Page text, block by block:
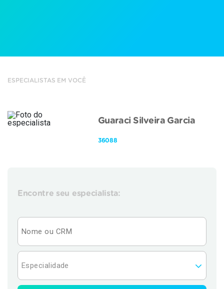
ESPECIALISTAS EM VOCÊ
Guaraci Silveira Garcia
36088
Encontre seu especialista: